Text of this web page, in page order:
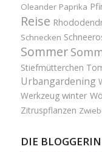
Oleander Paprika
Reise
Schnecken
Sommer
Stiefmütterchen
Urbangardening
Werkzeug winter
Zitruspflanzen
DIE BLOGGERIN